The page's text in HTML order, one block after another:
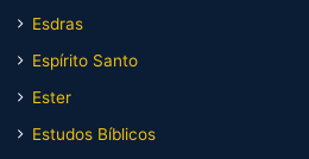
Esdras
Espírito Santo
Ester
Estudos Bíblicos